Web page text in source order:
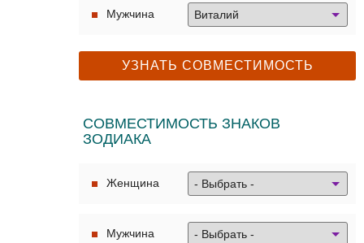
Мужчина
СОВМЕСТИМОСТЬ ЗНАКОВ
ЗОДИАКА
Женщина
Мужчина